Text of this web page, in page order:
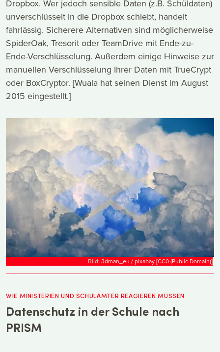
Dropbox. Wer jedoch sensible Daten (z.B. Schüldaten)
unverschlüsselt in die Dropbox schiebt, handelt
fahrlässig. Sicherere Alternativen sind möglicherweise
SpiderOak, Tresorit oder TeamDrive mit Ende-zu-
Ende-Verschlüsselung. Außerdem einige Hinweise zur
manuellen Verschlüsselung Ihrer Daten mit TrueCrypt
oder BoxCryptor. [Wuala hat seinen Dienst im August
2015 eingestellt.]
Bild: 3dman_eu / pixabay[CC0 (Public Domain)]
WIE MINISTERIEN UND SCHULÄMTER REAGIEREN MÜSSEN
Datenschutz in der Schule nach
PRISM